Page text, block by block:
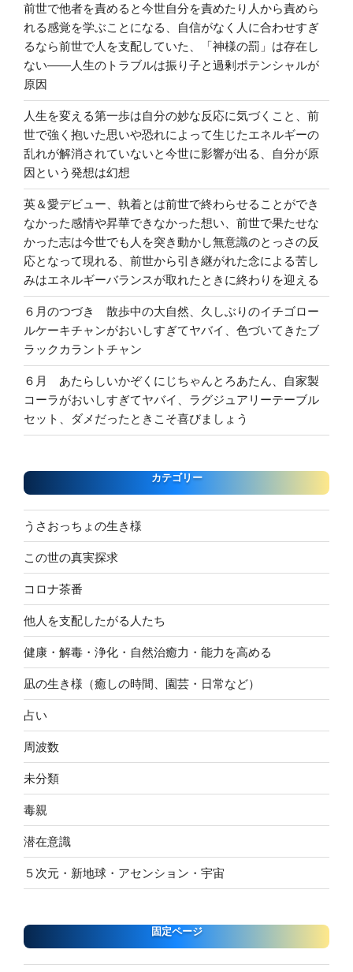
前世で他者を責めると今世自分を責めたり人から責めら
れる感覚を学ぶことになる、自信がなく人に合わせすぎ
るなら前世で人を支配していた、「神様の罰」は存在し
ない――人生のトラブルは振り子と過剰ポテンシャルが
原因
人生を変える第一歩は自分の妙な反応に気づくこと、前
世で強く抱いた思いや恐れによって生じたエネルギーの
乱れが解消されていないと今世に影響が出る、自分が原
因という発想は幻想
英＆愛デビュー、執着とは前世で終わらせることができ
なかった感情や昇華できなかった想い、前世で果たせな
かった志は今世でも人を突き動かし無意識のとっさの反
応となって現れる、前世から引き継がれた念による苦し
みはエネルギーバランスが取れたときに終わりを迎える
６月のつづき 散歩中の大自然、久しぶりのイチゴロー
ルケーキチャンがおいしすぎてヤバイ、色づいてきたブ
ラックカラントチャン
６月 あたらしいかぞくにじちゃんとろあたん、自家製
コーラがおいしすぎてヤバイ、ラグジュアリーテーブル
セット、ダメだったときこそ喜びましょう
カテゴリー
うさおっちょの生き様
この世の真実探求
コロナ茶番
他人を支配したがる人たち
健康・解毒・浄化・自然治癒力・能力を高める
凪の生き様（癒しの時間、園芸・日常など）
占い
周波数
未分類
毒親
潜在意識
５次元・新地球・アセンション・宇宙
固定ページ